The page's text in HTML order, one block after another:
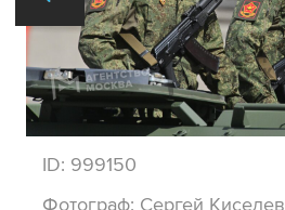
ID: 999150
Фотограф: Сергей Киселев